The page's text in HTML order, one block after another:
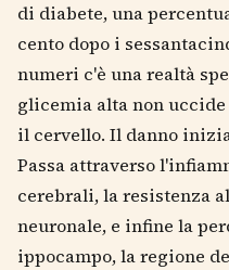
di diabete, una
cento dopo i
numeri c'è una realtà
glicemia alta non
il cervello. Il danno
Passa attraverso
cerebrali, la resistenza
neuronale, e infine la
ippocampo, la regione